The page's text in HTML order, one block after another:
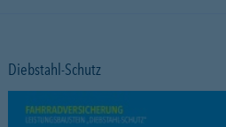
Diebstahl-Schutz